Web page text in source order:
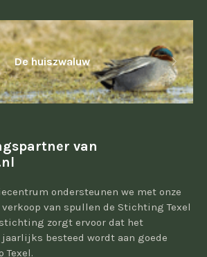
De huiszwaluw
van
ondersteunen we met onze
van spullen de Stichting Texel
zorgt ervoor dat het
besteed wordt aan goede
Texel.